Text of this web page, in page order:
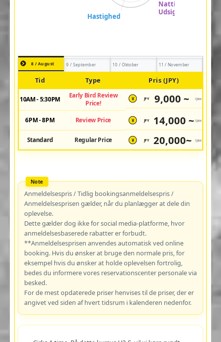
8 / August 9 / September 10 / Oktober 11 / November
Tid Type Pris (JPY)
10AM - 5:30PM
Early Bird Review
Price!
¥ JPY 9,000 ~ /pax
6PM - 8PM Review Price ¥ JPY 14,000 ~ /pax
Standard Regular Price ¥ JPY 20,000~ /pax
Anmeldelsespris / Tidlig bookingsanmeldelsespris /
Anmeldelsesprisen gælder, når du planlægger at dele din
oplevelse.
Dette gælder dog ikke for social media-platforme, hvor
anmeldelsesbaserede rabatter er forbudt.
**Anmeldelsesprisen anvendes automatisk ved online
booking. Hvis du ønsker at bruge den normale pris, for
eksempel hvis du ønsker at holde oplevelsen fortrolig,
bedes du informere vores reservationscenter personale via
besked.
For de mest opdaterede priser henvises til de priser, der er
angivet ved siden af hvert tidsrum i kalenderen nedenfor.